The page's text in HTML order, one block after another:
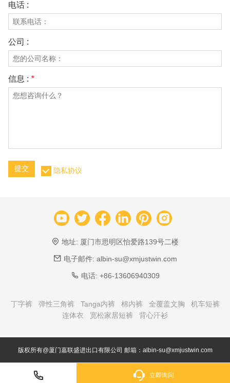
电话 :
公司 :
信息 : *
提交 隐私协议
地址: 厦门市思明区怡爱路139号二楼
电子邮件: albin-su@xmjustwin.com
电话: +86-13606940309
丁字裤 弹性三角裤 Tanga内裤 棉内裤 全覆盖文胸
机车短裤
连体衣
宽松家居短裤 背心汗衫
版权所有@厦门嘉联盛进出口有限公司 邮箱：albin-su@xmjustwin.com
立即询问